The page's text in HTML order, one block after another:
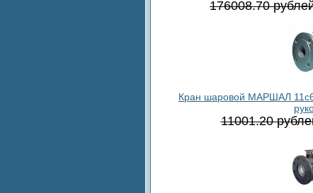
176008.70
Кран шаровой МАРШАЛ
11001.20